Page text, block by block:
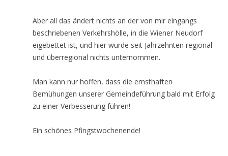
Aber all das ändert nichts an der von mir eingangs
beschriebenen Verkehrshölle, in die Wiener Neudorf
eigebettet ist, und hier wurde seit Jahrzehnten regional
und überregional nichts unternommen.
Man kann nur hoffen, dass die ernsthaften
Bemühungen unserer Gemeindeführung bald mit Erfolg
zu einer Verbesserung führen!
Ein schönes Pfingstwochenende!